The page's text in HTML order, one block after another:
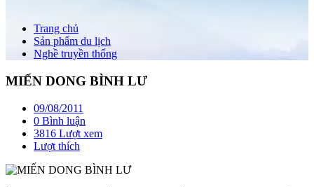
Trang chủ
Sản phẩm du lịch
Nghề truyền thống
MIẾN DONG BÌNH LƯ
09/08/2011
0 Bình luận
3816 Lượt xem
Lượt thích